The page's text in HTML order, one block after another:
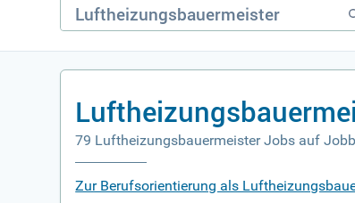
79 Luftheizungsbauermeister Jobs auf
Zur Berufsorientierung als